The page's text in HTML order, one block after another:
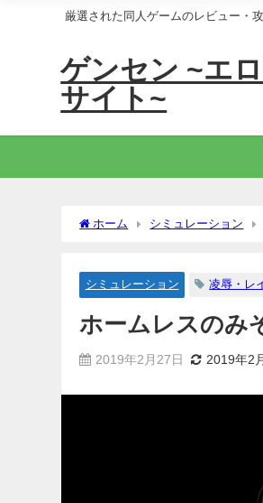
厳選された同人ゲームのレビュー・
ゲンセン ~エ
サイト~
ホーム シミュレーション
シミュレーション 凌辱・レ
ホームレスのみ
2019年2月27日 2019年2